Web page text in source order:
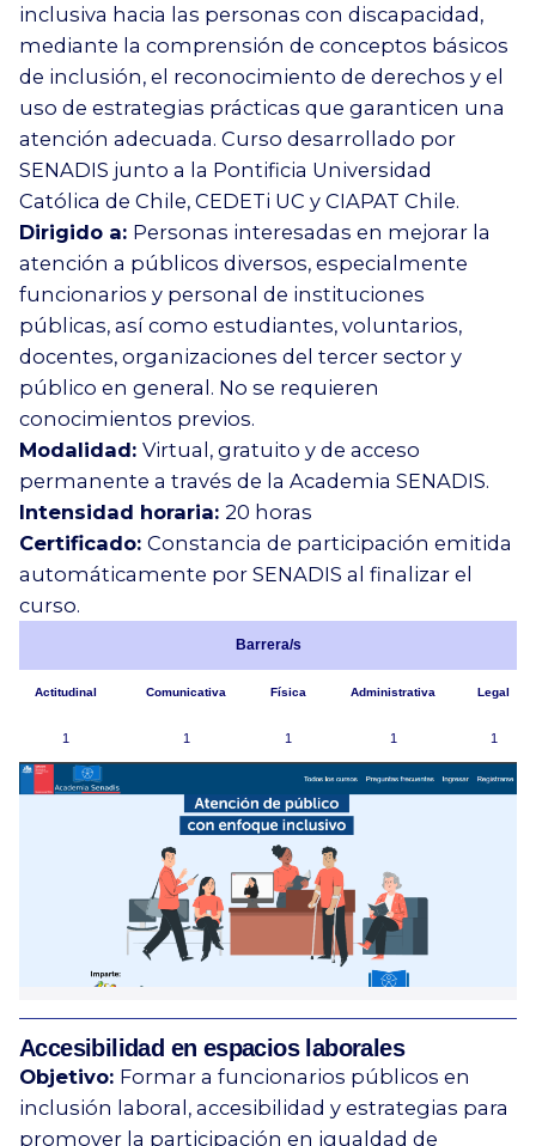
inclusiva hacia las personas con discapacidad,
mediante la comprensión de conceptos básicos
de inclusión, el reconocimiento de derechos y el
uso de estrategias prácticas que garanticen una
atención adecuada. Curso desarrollado por
SENADIS junto a la Pontificia Universidad
Católica de Chile, CEDETi UC y CIAPAT Chile.
Dirigido a: Personas interesadas en mejorar la
atención a públicos diversos, especialmente
funcionarios y personal de instituciones
públicas, así como estudiantes, voluntarios,
docentes, organizaciones del tercer sector y
público en general. No se requieren
conocimientos previos.
Modalidad: Virtual, gratuito y de acceso
permanente a través de la Academia SENADIS.
Intensidad horaria: 20 horas
Certificado: Constancia de participación emitida
automáticamente por SENADIS al finalizar el
curso.
Barrera/s
Actitudinal Comunicativa Física Administrativa Legal
1 1 1 1 1
Accesibilidad en espacios laborales
Objetivo: Formar a funcionarios públicos en
inclusión laboral, accesibilidad y estrategias para
promover la participación en igualdad de